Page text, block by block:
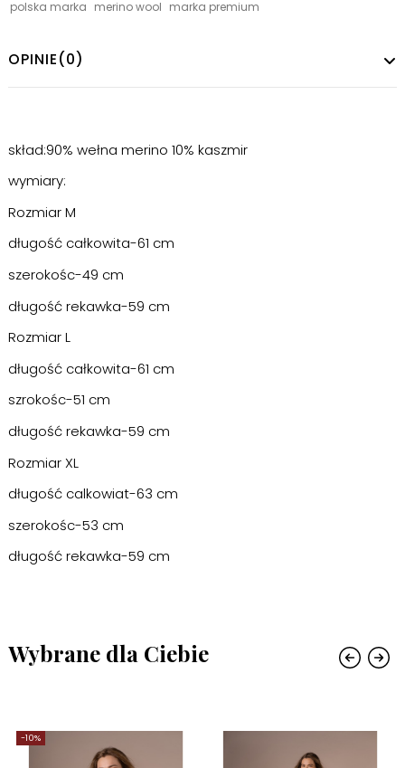
polska marka merino wool marka premium
OPINIE(0)
skład:90% wełna merino 10% kaszmir
wymiary:
Rozmiar M
długość całkowita-61 cm
szerokośc-49 cm
długość rekawka-59 cm
Rozmiar L
długość całkowita-61 cm
szrokośc-51 cm
długość rekawka-59 cm
Rozmiar XL
długość calkowiat-63 cm
szerokośc-53 cm
długość rekawka-59 cm
Wybrane dla Ciebie
-10%